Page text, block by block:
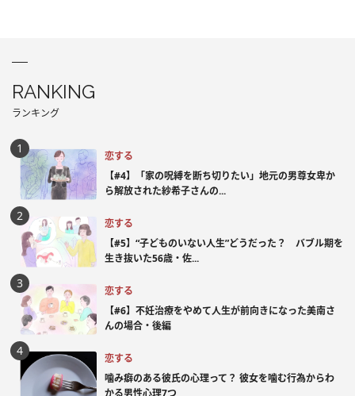
RANKING
ランキング
恋する
【#4】「家の呪縛を断ち切りたい」地元の男尊女卑か
ら解放された紗希子さんの...
恋する
【#5】“子どものいない人生”どうだった？ バブル期を
生き抜いた56歳・佐...
恋する
【#6】不妊治療をやめて人生が前向きになった美南さ
んの場合・後編
恋する
噛み癖のある彼氏の心理って？ 彼女を噛む行為からわ
かる男性心理7つ